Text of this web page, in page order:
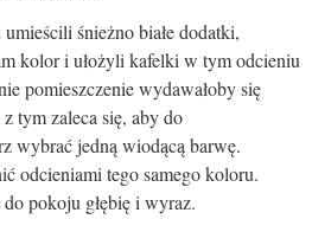
śnieżno białe dodatki,
kolor i ułożyli kafelki w tym odcieniu
pomieszczenie wydawałoby się
tym zaleca się, aby do
wybrać jedną wiodącą barwę.
odcieniami tego samego koloru.
pokoju głębię i wyraz.